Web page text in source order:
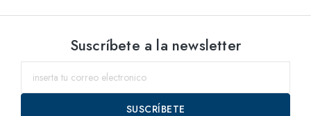
Selecciona tallas
60
dentro del
Suscríbete a la newsletter
SUSCRÍBETE